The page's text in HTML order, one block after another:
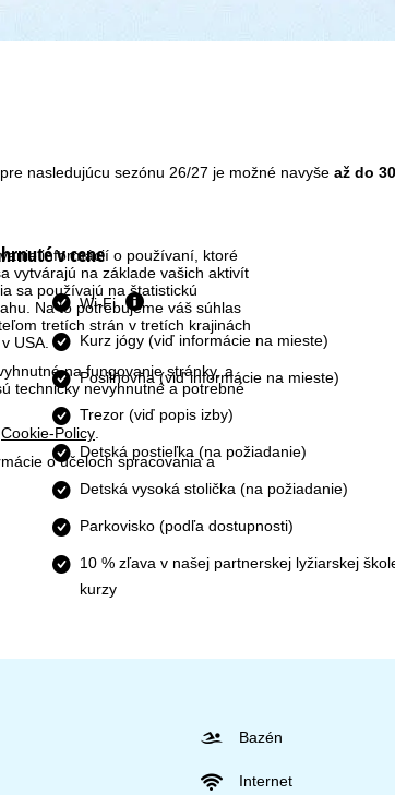
informácií o používaní, ktoré
vytvárajú na základe vašich aktivít
sa používajú na štatistickú
Na to potrebujeme váš súhlas
tretích strán v tretích krajinách
USA.
na fungovanie stránky, a
technicky nevyhnutné a potrebné
Cookie-Policy
o účeloch spracovania a
nasledujúcu sezónu 26/27 je možné navyše až do
v cene
Wi-Fi
Kurz jógy (viď informácie na mieste)
Posilňovňa (viď informácie na mieste)
Trezor (viď popis izby)
Detská postieľka (na požiadanie)
Detská vysoká stolička (na požiadanie)
Parkovisko (podľa dostupnosti)
10 % zľava v našej partnerskej lyžiarskej
kurzy
Bazén
Internet